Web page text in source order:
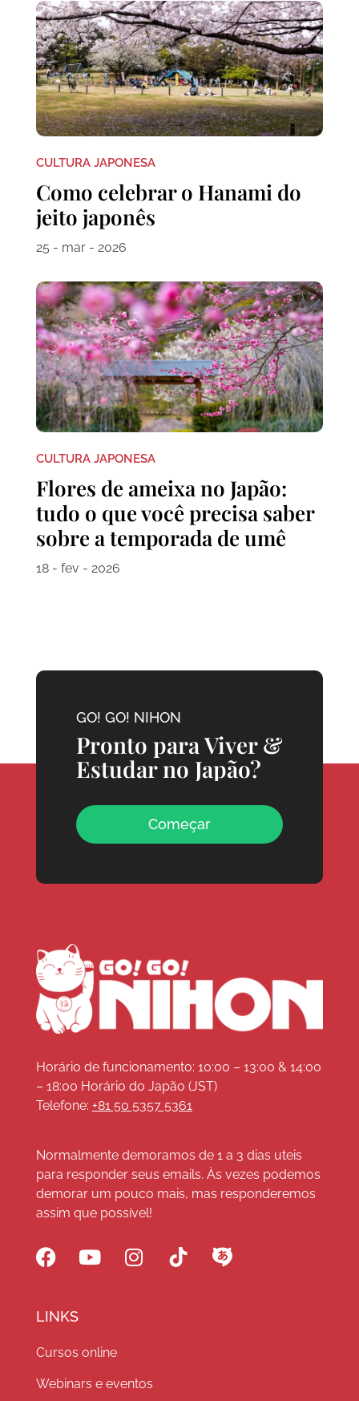
CULTURA JAPONESA
Como celebrar o Hanami do
jeito japonês
25 - mar - 2026
CULTURA JAPONESA
Flores de ameixa no Japão:
tudo o que você precisa saber
sobre a temporada de umê
18 - fev - 2026
GO! GO! NIHON
Pronto para Viver &
Estudar no Japão?
Começar
Horário de funcionamento: 10:00 – 13:00 & 14:00
– 18:00 Horário do Japão (JST)
Telefone: +81 50 5357 5361
Normalmente demoramos de 1 a 3 dias uteis
para responder seus emails. Às vezes podemos
demorar um pouco mais, mas responderemos
assim que possível!
LINKS
Cursos online
Webinars e eventos